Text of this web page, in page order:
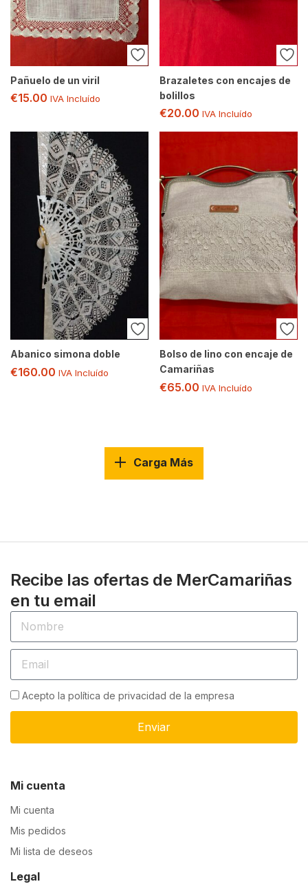
Pañuelo de un viril
€15.00 IVA Incluído
Brazaletes con encajes de
bolillos
€20.00 IVA Incluído
Abanico simona doble
€160.00 IVA Incluído
Bolso de lino con encaje de
Camariñas
€65.00 IVA Incluído
Carga Más
Recibe las ofertas de MerCamariñas
en tu email
Acepto la política de privacidad de la empresa
Enviar
Mi cuenta
Mi cuenta
Mis pedidos
Mi lista de deseos
Legal